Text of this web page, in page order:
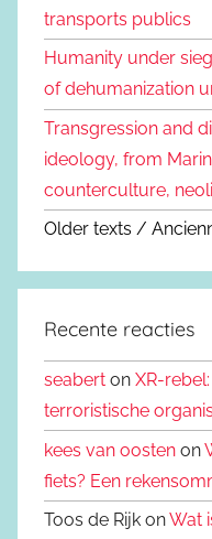
transports publics
Humanity under
of dehumanization
Transgression and
ideology, from
counterculture,
Older texts /
Recente reacties
seabert on XR-
terroristische
kees van oosten on
fiets? Een
Toos de Rijk onWat